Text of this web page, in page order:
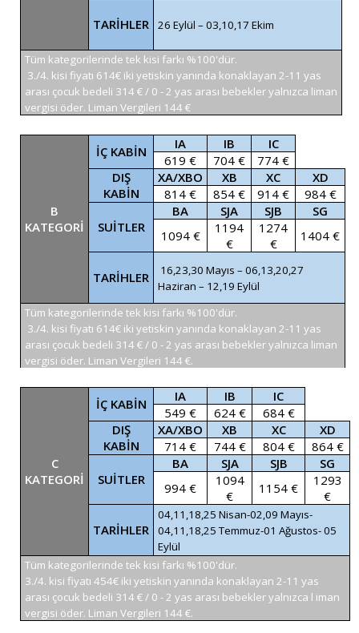
TARİHLER 26 Eylül – 03,10,17 Ekim
Tüm kategorilerinde tek kisi farkı %100'dür.
3./4. kisi fiyatı 614€ iki yetiskin yanında konaklayan 2-11 yas
arası çocuk bedeli 314 € / 0 - 2 yas arası bebekler yalnızca liman
vergisi öder. Liman Vergileri 144 €
B
KATEGORİ
İÇ KABİN IA IB
IC
619 €
704 €
774 €
DIŞ
KABİN
XA/XBO XB XC
XD
814 €
854 € 914 € 984 €
SUİTLER
BA SJA SJB
SG
1094 €
1194
€
1274
€
1404 €
TARİHLER
16,23,30 Mayıs – 06,13,20,27
Haziran – 12,19 Eylül
Tüm kategorilerinde tek kisi farkı %100'dür.
3./4. kisi fiyatı 614€ iki yetiskin yanında konaklayan 2-11 yas
arası çocuk bedeli 314 € / 0 - 2 yas arası bebekler yalnızca liman
vergisi öder. Liman Vergileri 144 €.
C
KATEGORİ
İÇ KABİN IA IB
IC
549 €
624 €
684 €
DIŞ
KABİN
XA/XBO XB XC
XD
714 €
744 € 804 € 864 €
SUİTLER
BA SJA SJB
SG
994 €
1094
€
1154 €
1293
€
TARİHLER
04,11,18,25 Nisan-02,09 Mayıs-
04,11,18,25 Temmuz-01 Ağustos- 05
Eylül
Tüm kategorilerinde tek kisi farkı %100'dür.
3./4. kisi fiyatı 454€ iki yetiskin yanında konaklayan 2-11 yas
arası çocuk bedeli 314 € / 0 - 2 yas arası bebekler yalnızca l iman
vergisi öder. Liman Vergileri 144 €.